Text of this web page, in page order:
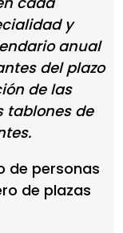
y
anual
del plazo
de las
tablones de
de personas
de plazas